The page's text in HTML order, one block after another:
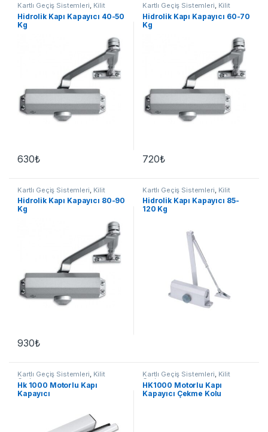
Kartlı Geçiş Sistemleri, Kilit
Grubu
Hidrolik Kapı Kapayıcı 40-50
Kg
630₺
Kartlı Geçiş Sistemleri, Kilit
Grubu
Hidrolik Kapı Kapayıcı 60-70
Kg
720₺
Kartlı Geçiş Sistemleri Kilit
Grubu
Hidrolik Kapı Kapayıcı 80-90
Kg
930₺
Kartlı Geçiş Sistemleri Kilit
Grubu
Hidrolik Kapı Kapayıcı 85-
120 Kg
Kartlı Geçiş Sistemleri, Kilit
Grubu
Hk 1000 Motorlu Kapı
Kapayıcı
Kartlı Geçiş Sistemleri, Kilit
Grubu
HK1000 Motorlu Kapı
Kapayıcı Çekme Kolu